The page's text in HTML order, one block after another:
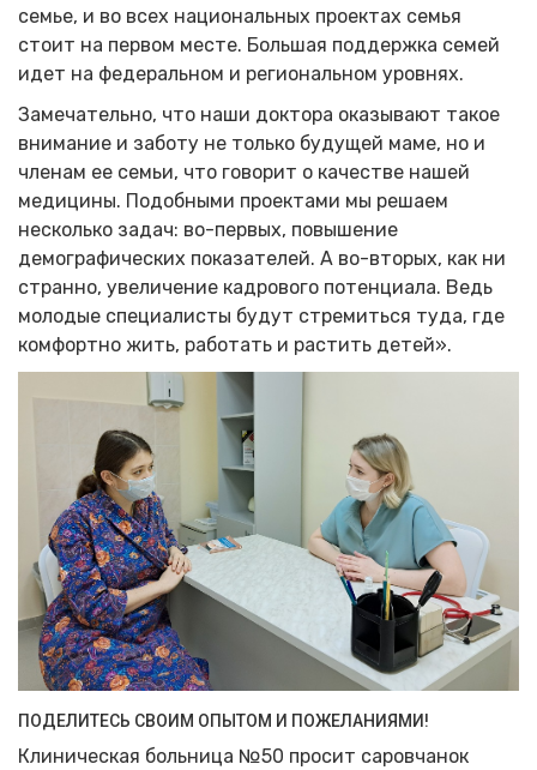
семье, и во всех национальных проектах семья
стоит на первом месте. Большая поддержка семей
идет на федеральном и региональном уровнях.
Замечательно, что наши доктора оказывают такое
внимание и заботу не только будущей маме, но и
членам ее семьи, что говорит о качестве нашей
медицины. Подобными проектами мы решаем
несколько задач: во-первых, повышение
демографических показателей. А во-вторых, как ни
странно, увеличение кадрового потенциала. Ведь
молодые специалисты будут стремиться туда, где
комфортно жить, работать и растить детей».
ПОДЕЛИТЕСЬ СВОИМ ОПЫТОМ И ПОЖЕЛАНИЯМИ!
Клиническая больница №50 просит саровчанок